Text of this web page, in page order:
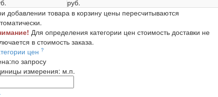
руб.
добавлении товара в корзину цены пересчитываются
Для определения категории цен стоимость доставки не
в стоимость заказа.
цен ?
по запросу
измерения: м.п.